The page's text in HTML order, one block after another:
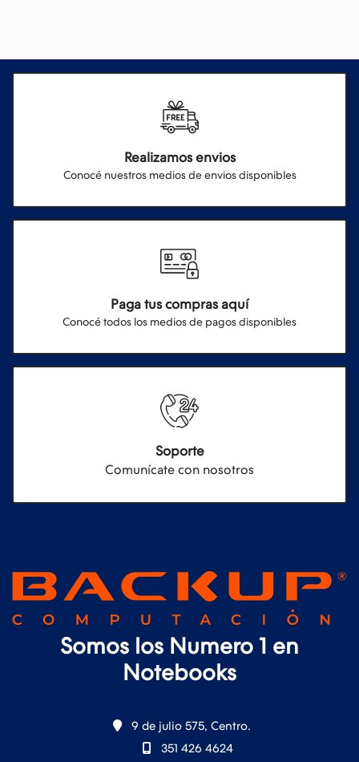
Realizamos envios
Conocé nuestros medios de envios disponibles
Paga tus compras aquí
Conocé todos los medios de pagos disponibles
Soporte
Comunícate con nosotros
Somos los Numero 1 en
Notebooks
9 de julio 575, Centro.
351 426 4624